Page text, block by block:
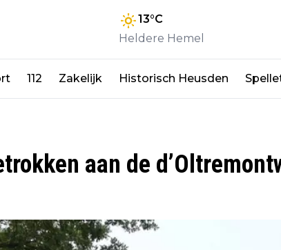
13°C
Heldere Hemel
112 Zakelijk Historisch Heusden
aan de